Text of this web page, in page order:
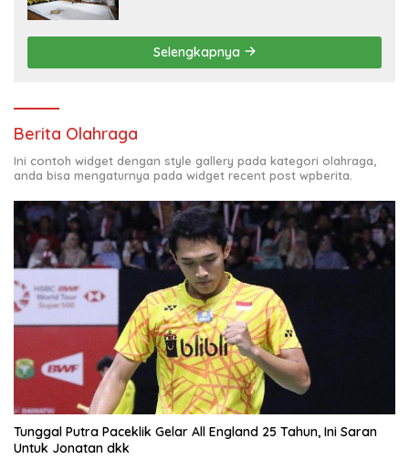
Selengkapnya
Berita Olahraga
Ini contoh widget dengan style gallery pada kategori olahraga,
anda bisa mengaturnya pada widget recent post wpberita.
Tunggal Putra Paceklik Gelar All England 25 Tahun, Ini Saran
Untuk Jonatan dkk